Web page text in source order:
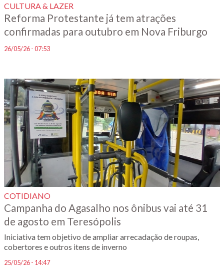
CULTURA & LAZER
Reforma Protestante já tem atrações
confirmadas para outubro em Nova Friburgo
26/05/26 - 07:53
COTIDIANO
Campanha do Agasalho nos ônibus vai até 31
de agosto em Teresópolis
Iniciativa tem objetivo de ampliar arrecadação de roupas,
cobertores e outros itens de inverno
25/05/26 - 14:47